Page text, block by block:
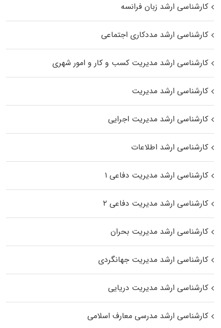
کارشناسی ارشد زبان فرانسه
کارشناسی ارشد مددکاری اجتماعی
کارشناسی ارشد مدیریت کسب و کار و امور شهری
کارشناسی ارشد مدیریت
کارشناسی ارشد مدیریت اجرایی
کارشناسی ارشد اطلاعات
کارشناسی ارشد مدیریت دفاعی ۱
کارشناسی ارشد مدیریت دفاعی ۲
کارشناسی ارشد مدیریت بحران
کارشناسی ارشد مدیریت جهانگردی
کارشناسی ارشد مدیریت دریایی
کارشناسی ارشد مدرسی معارف اسلامی